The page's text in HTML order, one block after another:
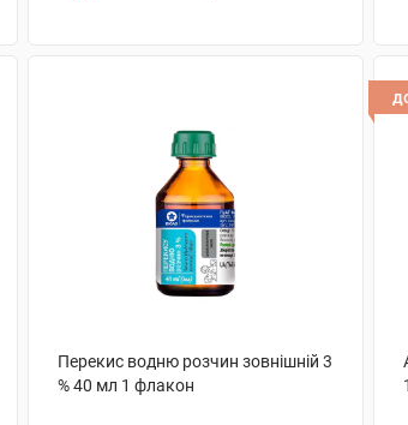
Перекис водню розчин зовнішній 3
% 40 мл 1 флакон